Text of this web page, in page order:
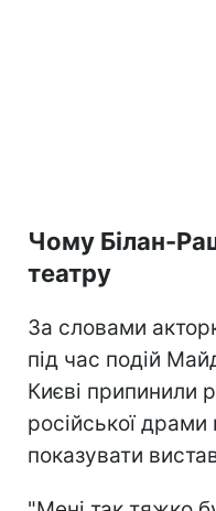
Чому Білан-
театру
За словами
під час подій
Києві припинили
російської
показувати